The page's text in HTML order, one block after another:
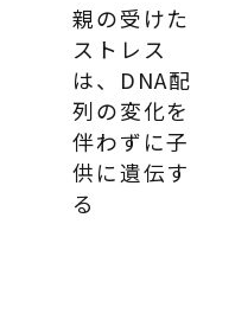
親の受けた
ストレス
は、DNA配
列の変化を
伴わずに子
供に遺伝す
る